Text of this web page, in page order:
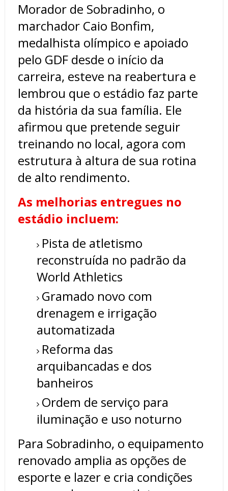
Morador de Sobradinho, o
marchador Caio Bonfim,
medalhista olímpico e apoiado
pelo GDF desde o início da
carreira, esteve na reabertura e
lembrou que o estádio faz parte
da história da sua família. Ele
afirmou que pretende seguir
treinando no local, agora com
estrutura à altura de sua rotina
de alto rendimento.
As melhorias entregues no
estádio incluem:
Pista de atletismo
reconstruída no padrão da
World Athletics
Gramado novo com
drenagem e irrigação
automatizada
Reforma das
arquibancadas e dos
banheiros
Ordem de serviço para
iluminação e uso noturno
Para Sobradinho, o equipamento
renovado amplia as opções de
esporte e lazer e cria condições